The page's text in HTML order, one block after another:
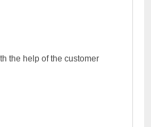
the help of the customer